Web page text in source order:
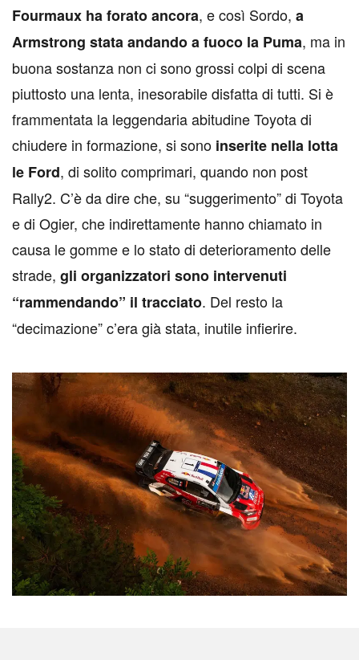
Fourmaux ha forato ancora, e così Sordo, a
Armstrong stata andando a fuoco la Puma, ma in
buona sostanza non ci sono grossi colpi di scena
piuttosto una lenta, inesorabile disfatta di tutti. Si è
frammentata la leggendaria abitudine Toyota di
chiudere in formazione, si sono inserite nella lotta
le Ford, di solito comprimari, quando non post
Rally2. C’è da dire che, su “suggerimento” di Toyota
e di Ogier, che indirettamente hanno chiamato in
causa le gomme e lo stato di deterioramento delle
strade, gli organizzatori sono intervenuti
“rammendando” il tracciato. Del resto la
“decimazione” c’era già stata, inutile infierire.